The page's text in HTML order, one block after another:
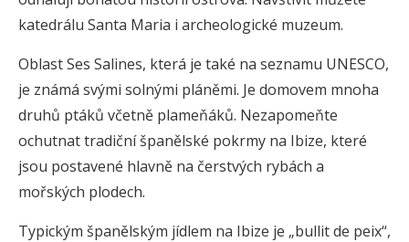
katedrálu Santa Maria i archeologické muzeum.
Oblast Ses Salines, která je také na seznamu UNESCO,
je známá svými solnými pláněmi. Je domovem mnoha
druhů ptáků včetně plameňáků. Nezapomeňte
ochutnat tradiční španělské pokrmy na Ibize, které
jsou postavené hlavně na čerstvých rybách a
mořských plodech.
Typickým španělským jídlem na Ibize je „bullit de peix“,